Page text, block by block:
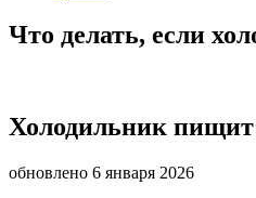
Что делать, если
Холодильник
обновлено 6 января 2026